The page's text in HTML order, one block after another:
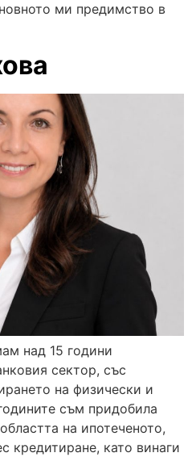
ми предимство в
над 15 години
сектор, със
на физически и
съм придобила
на ипотеченото,
кредитиране, като винаги